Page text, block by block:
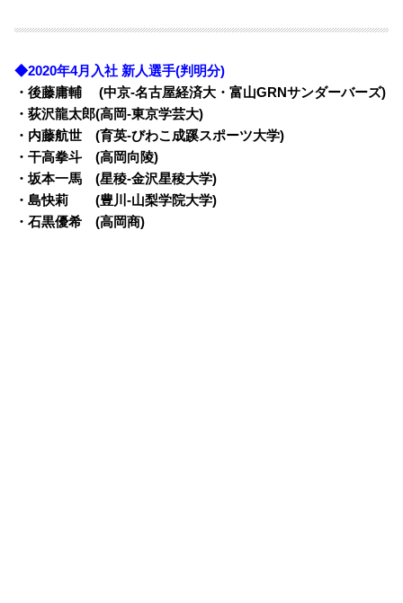
◆2020年4月入社 新人選手(判明分)
・後藤庸輔 (中京-名古屋経済大・富山GRNサンダーバーズ)
・荻沢龍太郎(高岡-東京学芸大)
・内藤航世 (育英-びわこ成蹊スポーツ大学)
・干高拳斗 (高岡向陵)
・坂本一馬 (星稜-金沢星稜大学)
・島快莉 (豊川-山梨学院大学)
・石黒優希 (高岡商)